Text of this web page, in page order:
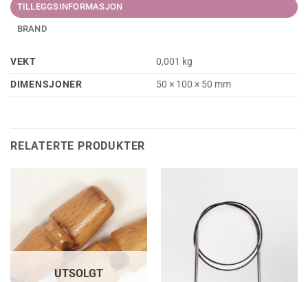
TILLEGGSINFORMASJON
BRAND
VEKT
0,001 kg
DIMENSJONER
50 × 100 × 50 mm
RELATERTE PRODUKTER
UTSOLGT